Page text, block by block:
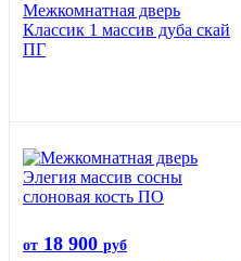
Межкомнатная дверь
Классик 1 массив дуба скай
ПГ
от 18 900 руб